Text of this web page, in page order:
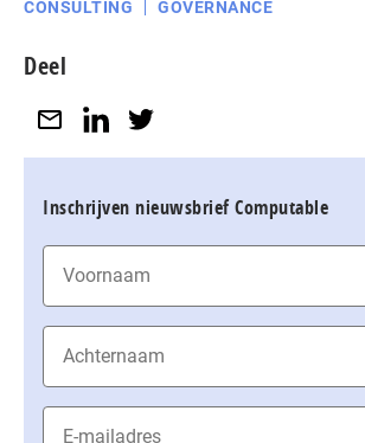
CONSULTING GOVERNANCE
Deel
Inschrijven nieuwsbrief Computable